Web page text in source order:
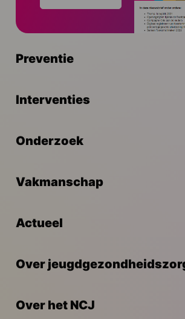
Preventie
Interventies
Onderzoek
Vakmanschap
Actueel
Over
Over het NCJ